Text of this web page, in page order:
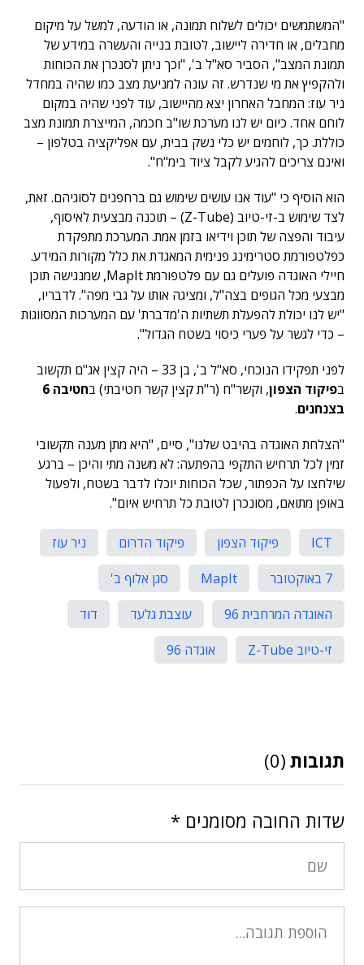
"המשתמשים יכולים לשלוח תמונה, או הודעה, למשל על מיקום
מחבלים, או חדירה ליישוב, לטובת בנייה והעשרה במידע של
תמונת המצב", הסביר סא"ל ב', "וכך ניתן לסנכרן את הכוחות
ולהקפיץ את מי שנדרש. זה עונה למניעת מצב כמו שהיה במחדל
ניר עוז: המחבל האחרון יצא מהיישוב, עוד לפני שהיה במקום
לוחם אחד. כיום יש לנו מערכת שו"ב חכמה, המייצרת תמונת מצב
כוללת. כך, לוחמים יש כלי נשק בבית, עם אפליקציה בטלפון –
ואינם צריכים להגיע לקבל ציוד בימ"ח".
הוא הוסיף כי "עוד אנו עושים שימוש גם ברחפנים לסוגיהם. זאת,
לצד שימוש ב-זי-טיוב (Z-Tube) – תוכנה מבצעית לאיסוף,
עיבוד והפצה של תוכן וידיאו בזמן אמת. המערכת מתפקדת
כפלטפורמת סטרימינג פנימית המאגדת את כלל מקורות המידע.
חיילי האוגדה פועלים גם עם פלטפורמת MapIt, שמנגישה תוכן
מבצעי מכל הגופים בצה"ל, ומציגה אותו על גבי מפה". לדבריו,
"יש לנו יכולת להפעלת תשתיות ה'מדברת' עם המערכות המסווגות
– כדי לגשר על פערי כיסוי בשטח הגדול".
לפני תפקידו הנוכחי, סא"ל ב', בן 33 – היה קצין אג"ם תקשוב
בפיקוד הצפון, וקשר"ח (ר"ת קצין קשר חטיבתי) ב
חטיבה 6
בצנחנים.
"הצלחת האוגדה בהיבט שלנו", סיים, "היא מתן מענה תקשובי
זמין לכל תרחיש התקפי בהפתעה: לא משנה מתי והיכן – ברגע
שילחצו על הכפתור, שכל הכוחות יוכלו לדבר בשטח, ולפעול
באופן מתואם, מסונכרן לטובת כל תרחיש איום".
ICT פיקוד הצפון פיקוד הדרום
ניר עוז
7 באוקטובר
MapIt
סגן אלוף ב'
האוגדה המרחבית 96
עוצבת גלעד
דוד
זי-טיוב Z-Tube
אוגדה 96
תגובות (0)
שדות החובה מסומנים *